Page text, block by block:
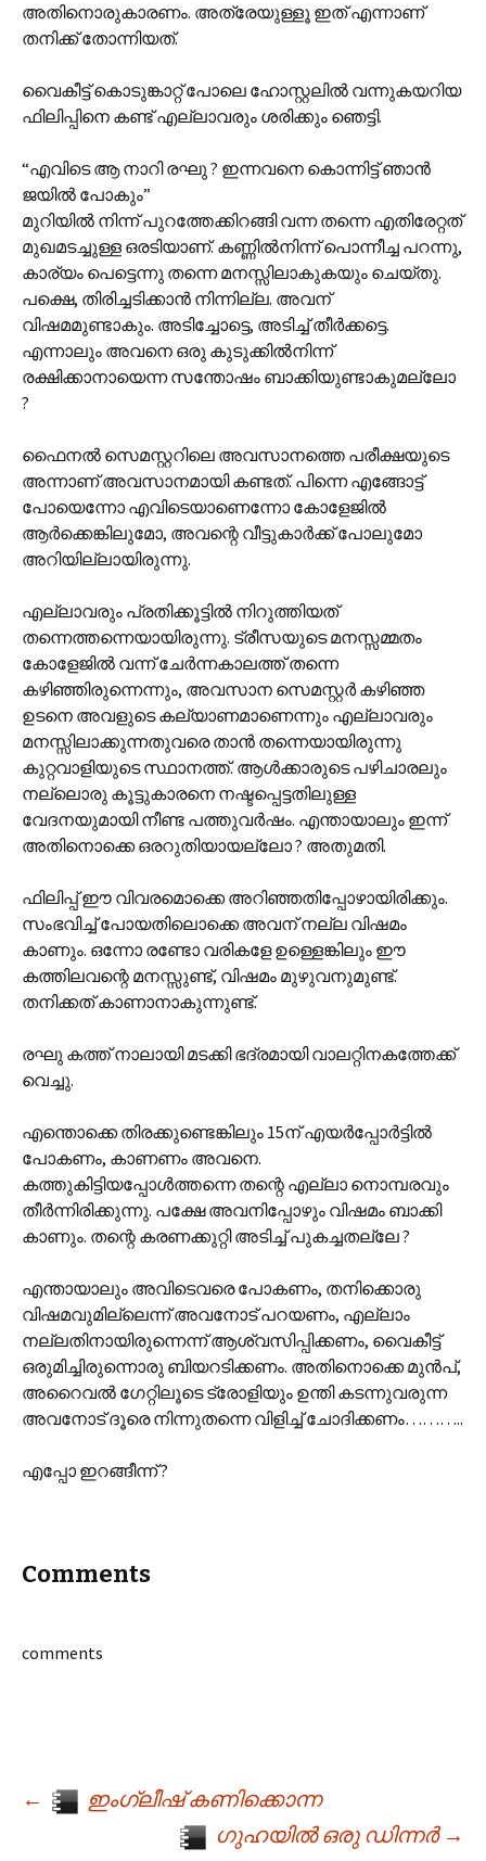
അതിനൊരുകാരണം. അത്രേയുള്ളൂ ഇത് എന്നാണ്
തനിക്ക് തോന്നിയത്.
വൈകീട്ട് കൊടുങ്കാറ്റ് പോലെ ഹോസ്റ്റലില്‍ വന്നുകയറിയ
ഫിലിപ്പിനെ കണ്ട് എല്ലാവരും ശരിക്കും ഞെട്ടി.
“എവിടെ ആ നാറി രഘു ? ഇന്നവനെ കൊന്നിട്ട് ഞാന്‍
ജയില്‍ പോകും”
മുറിയില്‍ നിന്ന് പുറത്തേക്കിറങ്ങി വന്ന തന്നെ എതിരേറ്റത്
മുഖമടച്ചുള്ള ഒരടിയാണ്. കണ്ണില്‍നിന്ന് പൊന്നീച്ച പറന്നു,
കാര്യം പെട്ടെന്നു തന്നെ മനസ്സിലാകുകയും ചെയ്തു.
പക്ഷെ, തിരിച്ചടിക്കാന്‍ നിന്നില്ല. അവന്
വിഷമമുണ്ടാകും. അടിച്ചോട്ടെ, അടിച്ച് തീര്‍ക്കട്ടെ.
എന്നാലും അവനെ ഒരു കുടുക്കില്‍നിന്ന്
രക്ഷിക്കാനായെന്ന സന്തോഷം ബാക്കിയുണ്ടാകുമല്ലോ
?
ഫൈനല്‍ സെമസ്റ്ററിലെ അവസാനത്തെ പരീക്ഷയുടെ
അന്നാണ് അവസാനമായി കണ്ടത്. പിന്നെ എങ്ങോട്ട്
പോയെന്നോ എവിടെയാണെന്നോ കോളേജില്‍
ആര്‍ക്കെങ്കിലുമോ, അവന്റെ വീട്ടുകാര്‍ക്ക് പോലുമോ
അറിയില്ലായിരുന്നു.
എല്ലാവരും പ്രതിക്കൂട്ടില്‍ നിറുത്തിയത്
തന്നെത്തന്നെയായിരുന്നു. ട്രീസയുടെ മനസ്സമ്മതം
കോളേജില്‍ വന്ന് ചേര്‍ന്നകാലത്ത് തന്നെ
കഴിഞ്ഞിരുന്നെന്നും, അവസാന സെമസ്റ്റര്‍ കഴിഞ്ഞ
ഉടനെ അവളുടെ കല്യാണമാണെന്നും എല്ലാവരും
മനസ്സിലാക്കുന്നതുവരെ താന്‍ തന്നെയായിരുന്നു
കുറ്റവാളിയുടെ സ്ഥാനത്ത്. ആള്‍ക്കാരുടെ പഴിചാരലും
നല്ലൊരു കൂട്ടുകാരനെ നഷ്ടപ്പെട്ടതിലുള്ള
വേദനയുമായി നീണ്ട പത്തുവര്‍ഷം. എന്തായാലും ഇന്ന്
അതിനൊക്കെ ഒരറുതിയായല്ലോ ? അതുമതി.
ഫിലിപ്പ് ഈ വിവരമൊക്കെ അറിഞ്ഞതിപ്പോഴായിരിക്കും.
സംഭവിച്ച് പോയതിലൊക്കെ അവന് നല്ല വിഷമം
കാണും. ഒന്നോ രണ്ടോ വരികളേ ഉള്ളെങ്കിലും ഈ
കത്തിലവന്റെ മനസ്സുണ്ട്, വിഷമം മുഴുവനുമുണ്ട്.
തനിക്കത് കാണാനാകുന്നുണ്ട്.
രഘു കത്ത് നാലായി മടക്കി ഭദ്രമായി വാലറ്റിനകത്തേക്ക്
വെച്ചു.
എന്തൊക്കെ തിരക്കുണ്ടെങ്കിലും 15ന് എയര്‍പ്പോര്‍ട്ടില്‍
പോകണം, കാണണം അവനെ.
കത്തുകിട്ടിയപ്പോള്‍ത്തന്നെ തന്റെ എല്ലാ നൊമ്പരവും
തീര്‍ന്നിരിക്കുന്നു. പക്ഷേ അവനിപ്പോഴും വിഷമം ബാക്കി
കാണും. തന്റെ കരണക്കുറ്റി അടിച്ച് പുകച്ചതല്ലേ ?
എന്തായാലും അവിടെവരെ പോകണം, തനിക്കൊരു
വിഷമവുമില്ലെന്ന് അവനോട് പറയണം, എല്ലാം
നല്ലതിനായിരുന്നെന്ന് ആശ്വസിപ്പിക്കണം, വൈകീട്ട്
ഒരുമിച്ചിരുന്നൊരു ബിയറടിക്കണം. അതിനൊക്കെ മുന്‍പ്,
അറൈവല്‍ ഗേറ്റിലൂടെ ട്രോളിയും ഉന്തി കടന്നുവരുന്ന
അവനോട് ദൂരെ നിന്നുതന്നെ വിളിച്ച് ചോദിക്കണം………..
എപ്പോ ഇറങ്ങീന്ന് ?
Comments
comments
Post navigation
←
ഇംഗ്ലീഷ് കണിക്കൊന്ന
ഗുഹയില്‍ ഒരു ഡിന്നര്‍ →